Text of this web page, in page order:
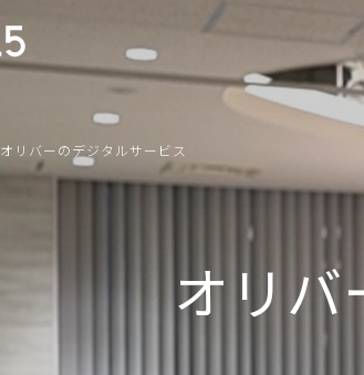
オリバーのデジタルサービス
オリバ